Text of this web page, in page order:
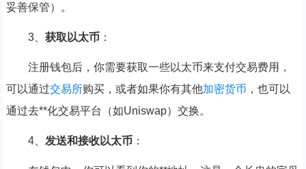
妥善保管）。
3、 获取以太币 ：
注册钱包后，你需要获取一些以太币来支付交易费用，
可以通过交易所购买，或者如果你有其他加密货币 ，也可以
通过去**化交易平台（如Uniswap）交换。
4、 发送和接收以太币 ：